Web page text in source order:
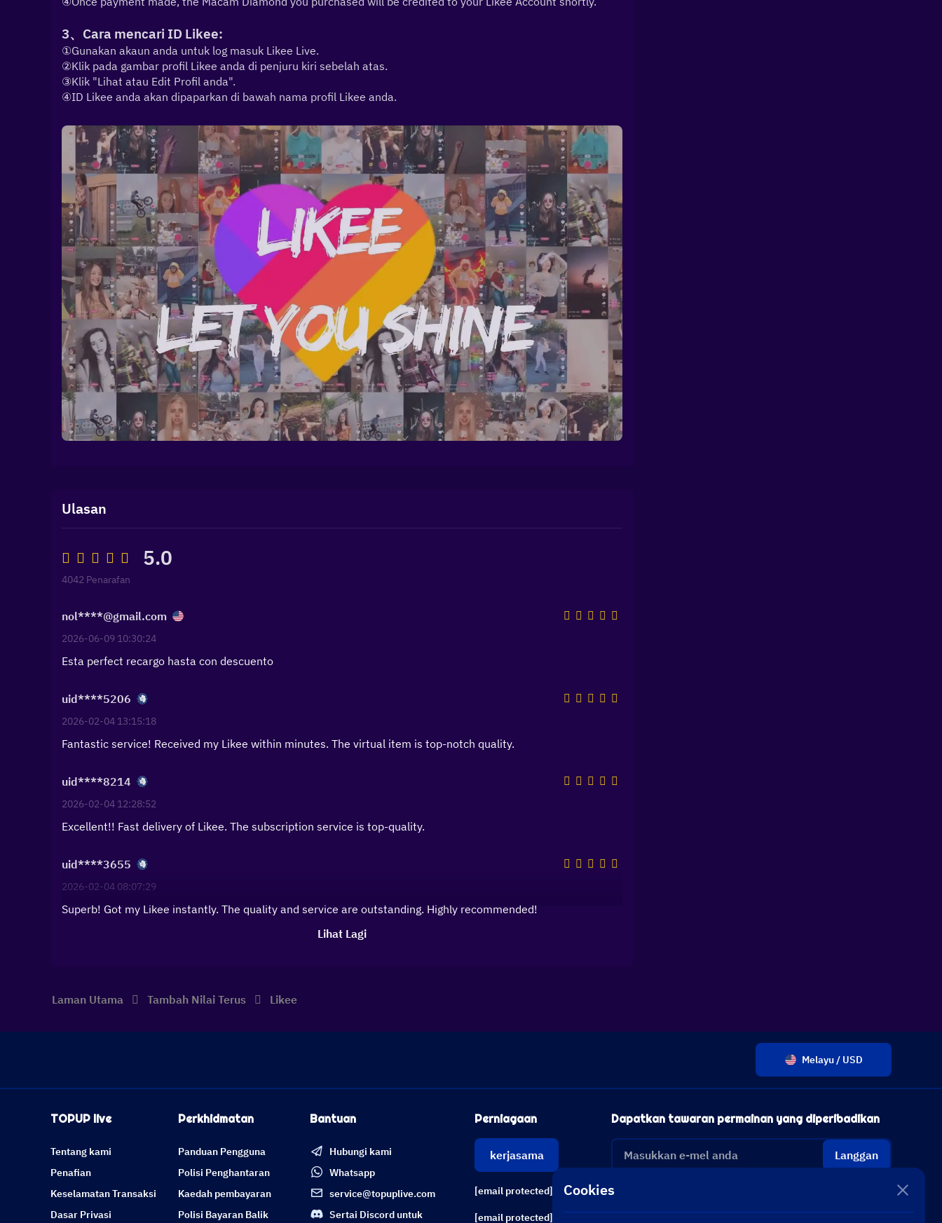
3、Cara mencari ID Likee:
①Gunakan akaun anda untuk log masuk Likee Live.
②Klik pada gambar profil Likee anda di penjuru kiri sebelah atas.
③Klik "Lihat atau Edit Profil anda".
④ID Likee anda akan dipaparkan di bawah nama profil Likee anda.
Ulasan
5.0
4042 Penarafan
nol****@gmail.com
2026-06-09 10:30:24
Esta perfect recargo hasta con descuento
uid****5206
2026-02-04 13:15:18
Fantastic service! Received my Likee within minutes. The virtual item is top-notch quality.
uid****8214
2026-02-04 12:28:52
Excellent!! Fast delivery of Likee. The subscription service is top-quality.
uid****3655
2026-02-04 08:07:29
Superb! Got my Likee instantly. The quality and service are outstanding. Highly recommended!
Lihat Lagi
Laman Utama Tambah Nilai Terus Likee
Melayu / USD
TOPUP live
Tentang kami
Penafian
Keselamatan Transaksi
Dasar Privasi
Perkhidmatan
Panduan Pengguna
Polisi Penghantaran
Kaedah pembayaran
Polisi Bayaran Balik
Bantuan
Hubungi kami
Whatsapp
service@topuplive.com
Sertai Discord untuk
Perniagaan
kerjasama
[email protected]
[email protected]
Dapatkan tawaran permainan yang diperibadikan
Langgan
Cookies